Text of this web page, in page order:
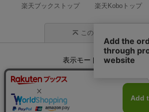
楽天ブックストップ 楽天Koboトップ
このページの先頭に戻る
表示モード モバイル
企業情報 個人情報保護方針